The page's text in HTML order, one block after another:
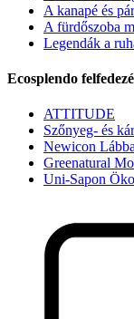
A kanapé és
A fürdőszoba
Legendák a
Ecosplendo
ATTITUDE
Szőnyeg- és
Newicon
Greenatural
Uni-Sapon